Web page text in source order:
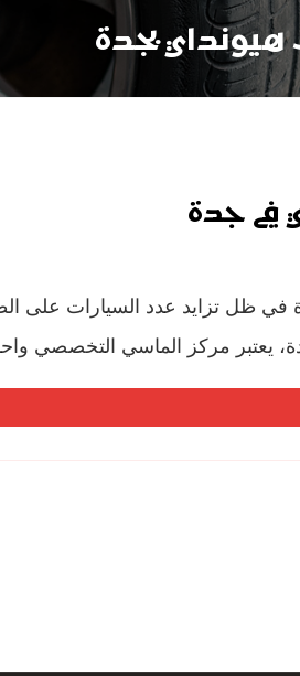
بجدة
في جدة
ظل تزايد عدد السيارات على
يعتبر مركز الماسي التخصصي